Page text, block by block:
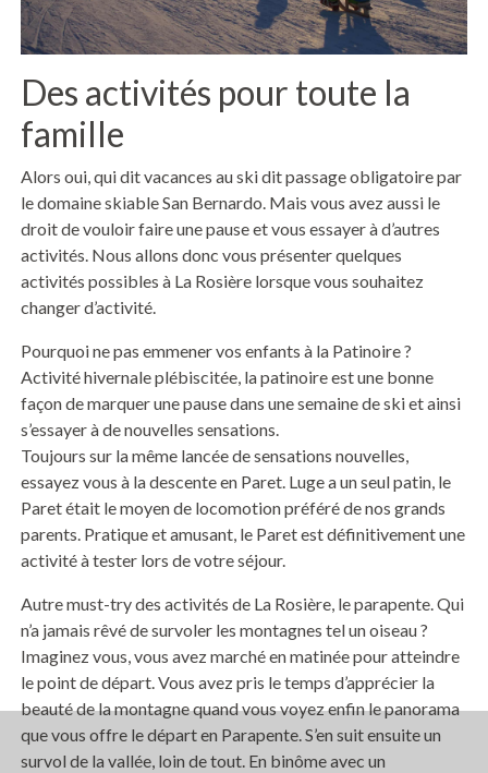
Des activités pour toute la
famille
Alors oui, qui dit vacances au ski dit passage obligatoire par
le domaine skiable San Bernardo. Mais vous avez aussi le
droit de vouloir faire une pause et vous essayer à d’autres
activités. Nous allons donc vous présenter quelques
activités possibles à La Rosière lorsque vous souhaitez
changer d’activité.
Pourquoi ne pas emmener vos enfants à la Patinoire ?
Activité hivernale plébiscitée, la patinoire est une bonne
façon de marquer une pause dans une semaine de ski et ainsi
s’essayer à de nouvelles sensations.
Toujours sur la même lancée de sensations nouvelles,
essayez vous à la descente en Paret. Luge a un seul patin, le
Paret était le moyen de locomotion préféré de nos grands
parents. Pratique et amusant, le Paret est définitivement une
activité à tester lors de votre séjour.
Autre must-try des activités de La Rosière, le parapente. Qui
n’a jamais rêvé de survoler les montagnes tel un oiseau ?
Imaginez vous, vous avez marché en matinée pour atteindre
le point de départ. Vous avez pris le temps d’apprécier la
beauté de la montagne quand vous voyez enfin le panorama
que vous offre le départ en Parapente. S’en suit ensuite un
survol de la vallée, loin de tout. En binôme avec un